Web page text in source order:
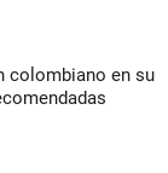
colombiano en su